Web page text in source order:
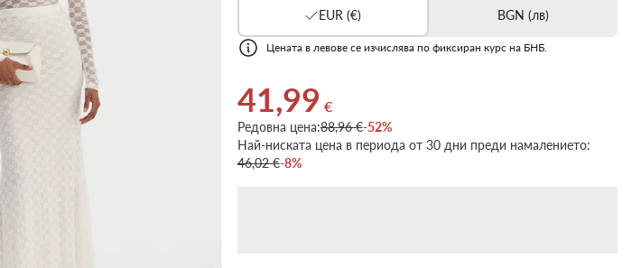
EUR (€) BGN (лв)
Цената в левове се изчислява по фиксиран курс на БНБ.
Актуална цена 41,99 €
41,99 €
Редовна цена:88,96 €-52%
Най-ниската цена в периода от 30 дни преди намалението:
46,02 €-8%